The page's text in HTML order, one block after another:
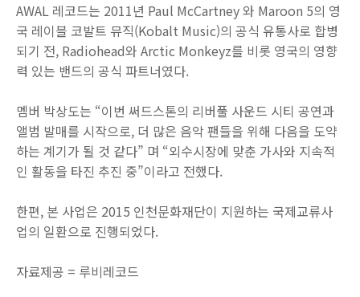
AWAL 레코드는 2011년 Paul McCartney 와 Maroon 5의 영
국 레이블 코발트 뮤직(Kobalt Music)의 공식 유통사로 합병
되기 전, Radiohead와 Arctic Monkeyz를 비롯 영국의 영향
력 있는 밴드의 공식 파트너였다.
멤버 박상도는 “이번 써드스톤의 리버풀 사운드 시티 공연과
앨범 발매를 시작으로, 더 많은 음악 팬들을 위해 다음을 도약
하는 계기가 될 것 같다” 며 “외수시장에 맞춘 가사와 지속적
인 활동을 타진 추진 중”이라고 전했다.
한편, 본 사업은 2015 인천문화재단이 지원하는 국제교류사
업의 일환으로 진행되었다.
자료제공 = 루비레코드